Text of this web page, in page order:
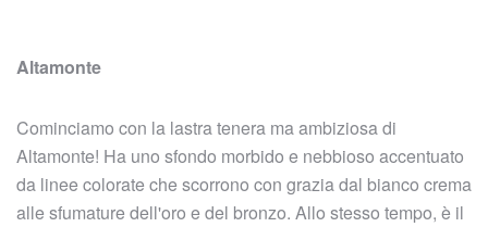
Altamonte
Cominciamo con la lastra tenera ma ambiziosa di
Altamonte! Ha uno sfondo morbido e nebbioso accentuato
da linee colorate che scorrono con grazia dal bianco crema
alle sfumature dell'oro e del bronzo. Allo stesso tempo, è il